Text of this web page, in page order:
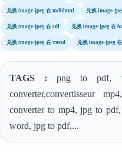
兑换 image-jpeg 在 mdbhtml 兑换 image-
兑换 image-jpeg 在 sdf 兑换 image-jpeg 在
兑换 image-jpeg 在 vmsd 兑换 image-jpeg
TAGS : png to pdf,
converter,convertisseur
converter to mp4, jpg to
word, jpg to pdf,...